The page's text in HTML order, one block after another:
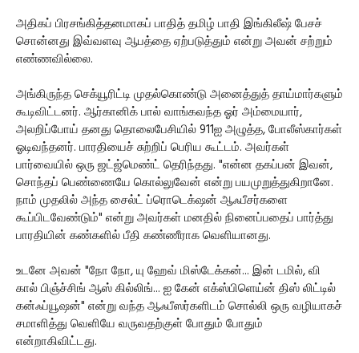
அதிகப் பிரசங்கித்தனமாகப் பாதித் தமிழ் பாதி இங்கிலீஷ் பேசச்
சொன்னது இவ்வளவு ஆபத்தை ஏற்படுத்தும் என்று அவன் சற்றும்
எண்ணவில்லை.
அங்கிருந்த செக்யூரிட்டி முதல்கொண்டு அனைத்துத் தாய்மார்களும்
கூடிவிட்டனர். ஆர்கானிக் பால் வாங்கவந்த ஓர் அம்மையார்,
அலறிப்போய் தனது தொலைபேசியில் 911ஐ அழுத்த, போலீஸ்கார்கள்
ஓடிவந்தனர். பாரதியைச் சுற்றிப் பெரிய கூட்டம். அவர்கள்
பார்வையில் ஒரு ஜட்ஜ்மெண்ட் தெரிந்தது. "என்ன தகப்பன் இவன்,
சொந்தப் பெண்ணையே கொல்லுவேன் என்று பயமுறுத்துகிறானே.
நாம் முதலில் அந்த சைல்ட் ப்ரொடெக்‌ஷன் ஆஃபீசர்களை
கூப்பிடவேண்டும்" என்று அவர்கள் மனதில் நினைப்பதைப் பார்த்து
பாரதியின் கண்களில் பீதி கண்ணீராக வெளியானது.
உடனே அவன் "நோ நோ, யு ஹேவ் மிஸ்டேக்கன்... இன் டமில், வி
கால் பிஞ்ச்சிங் ஆஸ் கில்லிங்... ஐ கேன் எக்ஸ்பிளெய்ன் திஸ் லிட்டில்
கன்ஃப்யூஷன்" என்று வந்த ஆஃபீஸர்களிடம் சொல்லி ஒரு வழியாகச்
சமாளித்து வெளியே வருவதற்குள் போதும் போதும்
என்றாகிவிட்டது.